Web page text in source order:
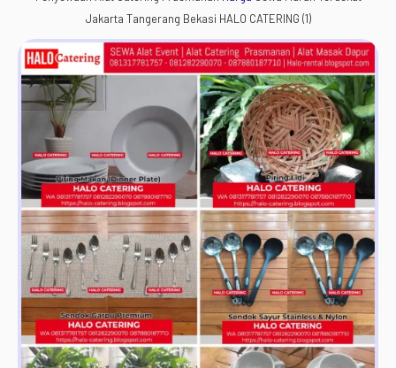
Jakarta Tangerang Bekasi HALO CATERING (1)